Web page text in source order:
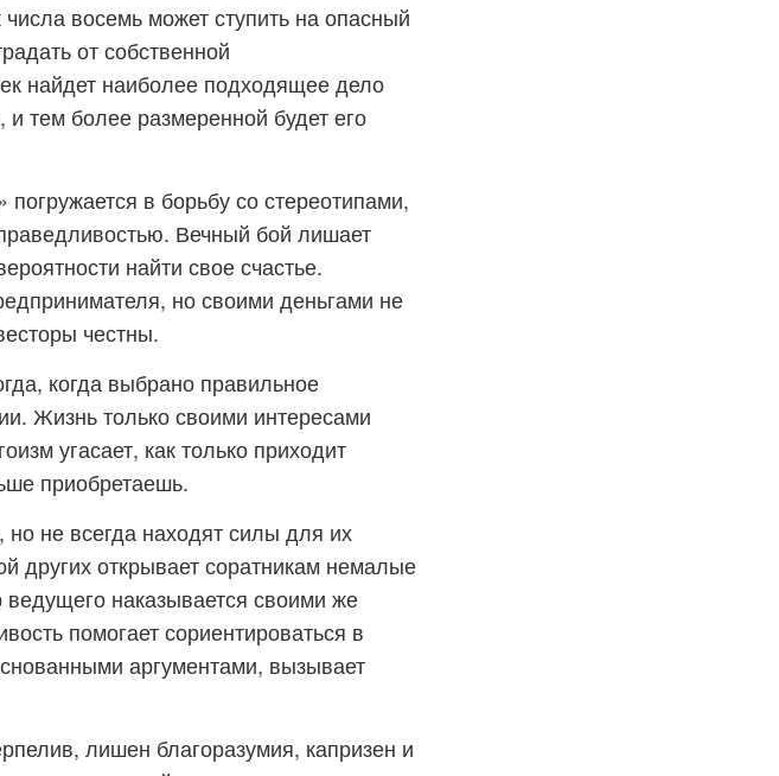
восемь может ступить на опасный
от собственной
найдет наиболее подходящее дело
и тем более размеренной будет его
в борьбу со стереотипами,
Вечный бой лишает
найти свое счастье.
но своими деньгами не
честны.
когда выбрано правильное
Жизнь только своими интересами
угасает, как только приходит
приобретаешь.
не всегда находят силы для их
других открывает соратникам немалые
наказывается своими же
помогает сориентироваться в
аргументами, вызывает
лишен благоразумия, капризен и